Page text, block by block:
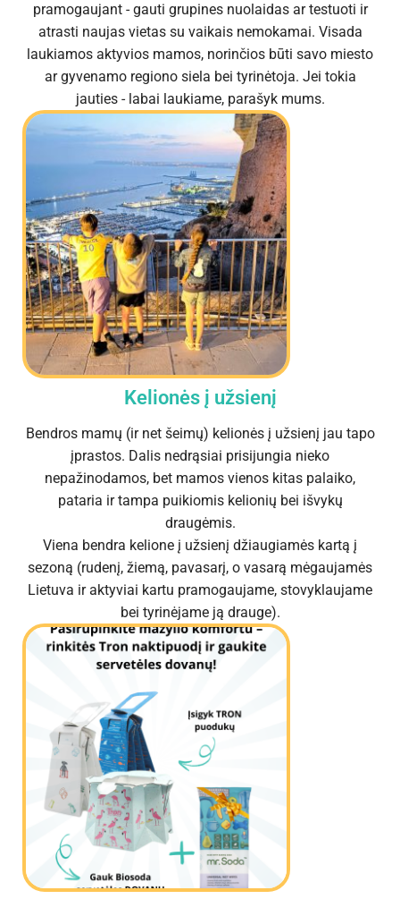
pramogaujant - gauti grupines nuolaidas ar testuoti ir
atrasti naujas vietas su vaikais nemokamai. Visada
laukiamos aktyvios mamos, norinčios būti savo miesto
ar gyvenamo regiono siela bei tyrinėtoja. Jei tokia
jauties - labai laukiame, parašyk mums.
Kelionės į užsienį
Bendros mamų (ir net šeimų) kelionės į užsienį jau tapo
įprastos. Dalis nedrąsiai prisijungia nieko
nepažinodamos, bet mamos vienos kitas palaiko,
pataria ir tampa puikiomis kelionių bei išvykų
draugėmis.
Viena bendra kelione į užsienį džiaugiamės kartą į
sezoną (rudenį, žiemą, pavasarį, o vasarą mėgaujamės
Lietuva ir aktyviai kartu pramogaujame, stovyklaujame
bei tyrinėjame ją drauge).